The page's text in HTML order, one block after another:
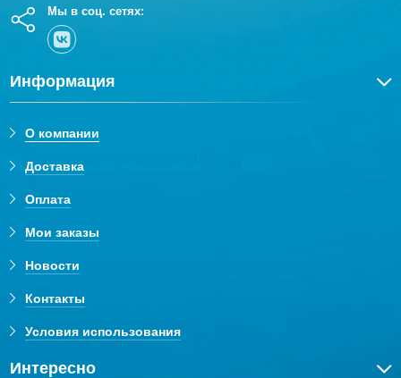
Мы в соц. сетях:
Информация
О компании
Доставка
Оплата
Мои заказы
Новости
Контакты
Условия использования
Интересно